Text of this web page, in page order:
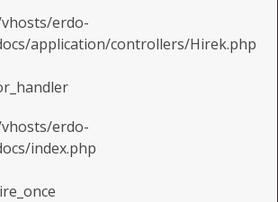
erdo-
application/controllers/Hirek.php
erdo-
index.php